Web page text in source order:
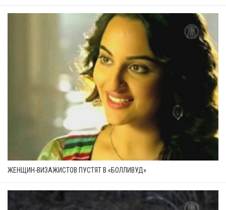
ЖЕНЩИН-ВИЗАЖИСТОВ ПУСТЯТ В «БОЛЛИВУД»